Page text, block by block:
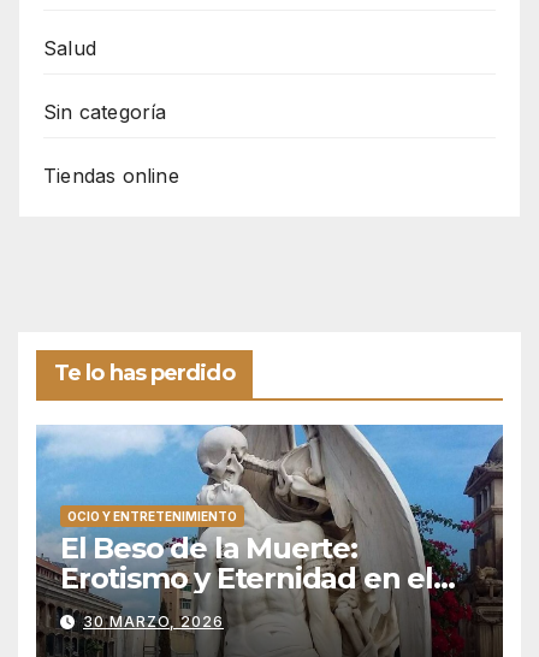
Salud
Sin categoría
Tiendas online
Te lo has perdido
OCIO Y ENTRETENIMIENTO
El Beso de la Muerte:
Erotismo y Eternidad en el
Silencio de Poblenou
30 MARZO, 2026